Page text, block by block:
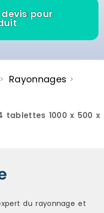
pour
> Rayonnages >
tablettes 1000 x 500 x
du rayonnage et